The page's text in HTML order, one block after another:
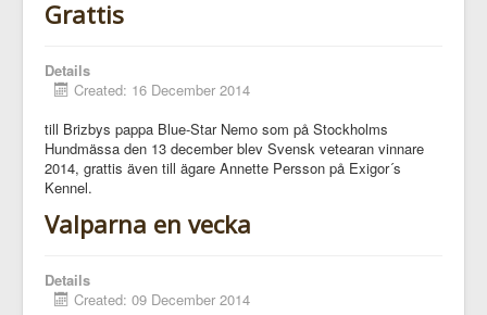
Grattis
Details
Created: 16 December 2014
till Brizbys pappa Blue-Star Nemo som på Stockholms
Hundmässa den 13 december blev Svensk vetearan vinnare
2014, grattis även till ägare Annette Persson på Exigor´s
Kennel.
Valparna en vecka
Details
Created: 09 December 2014